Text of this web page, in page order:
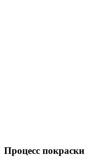
Процесс покраски